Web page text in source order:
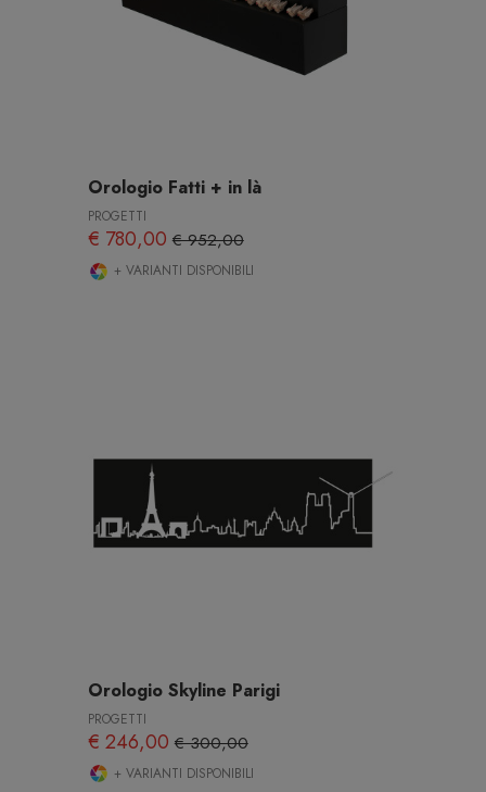
Orologio Fatti + in là
PROGETTI
€ 780,00€ 952,00
+ VARIANTI DISPONIBILI
Orologio Skyline Parigi
PROGETTI
€ 246,00€ 300,00
+ VARIANTI DISPONIBILI